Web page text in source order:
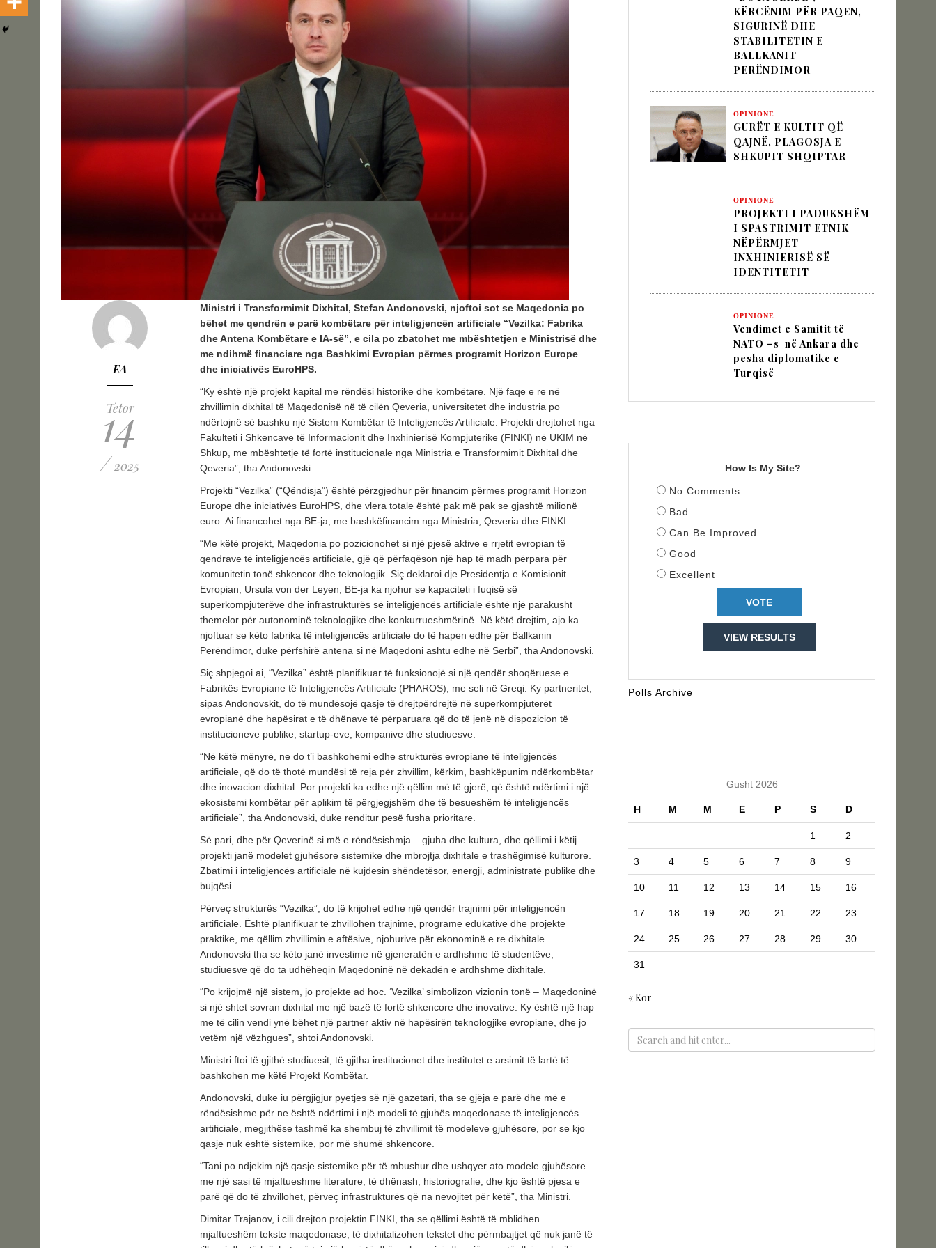
Vendimet e Samitit të NATO –s në Ankara dhe pesha diplomatike e Turqisë
OPINIONE
Një shekull diplomaci shqiptare, kujtesë dhe vizion
POSTED ON: 03/08/2026
EA
Tetor
14
/ 2025
Ministri i Transformimit Dixhital, Stefan Andonovski, njoftoi sot se Maqedonia po
bëhet me qendrën e parë kombëtare për inteligjencën artificiale “Vezilka: Fabrika
dhe Antena Kombëtare e IA-së”, e cila po zbatohet me mbështetjen e Ministrisë dhe
me ndihmë financiare nga Bashkimi Evropian përmes programit Horizon Europe
dhe iniciativës EuroHPS.
“Ky është një projekt kapital me rëndësi historike dhe kombëtare. Një faqe e re në
zhvillimin dixhital të Maqedonisë në të cilën Qeveria, universitetet dhe industria po
ndërtojnë së bashku një Sistem Kombëtar të Inteligjencës Artificiale. Projekti drejtohet nga
Fakulteti i Shkencave të Informacionit dhe Inxhinierisë Kompjuterike (FINKI) në UKIM në
Shkup, me mbështetje të fortë institucionale nga Ministria e Transformimit Dixhital dhe
Qeveria”, tha Andonovski.
Projekti “Vezilka” (“Qëndisja”) është përzgjedhur për financim përmes programit Horizon
Europe dhe iniciativës EuroHPS, dhe vlera totale është pak më pak se gjashtë milionë
euro. Ai financohet nga BE-ja, me bashkëfinancim nga Ministria, Qeveria dhe FINKI.
“Me këtë projekt, Maqedonia po pozicionohet si një pjesë aktive e rrjetit evropian të
qendrave të inteligjencës artificiale, gjë që përfaqëson një hap të madh përpara për
komunitetin tonë shkencor dhe teknologjik. Siç deklaroi dje Presidentja e Komisionit
Evropian, Ursula von der Leyen, BE-ja ka njohur se kapaciteti i fuqisë së
superkompjuterëve dhe infrastrukturës së inteligjencës artificiale është një parakusht
themelor për autonominë teknologjike dhe konkurrueshmërinë. Në këtë drejtim, ajo ka
njoftuar se këto fabrika të inteligjencës artificiale do të hapen edhe për Ballkanin
Perëndimor, duke përfshirë antena si në Maqedoni ashtu edhe në Serbi”, tha Andonovski.
Siç shpjegoi ai, “Vezilka” është planifikuar të funksionojë si një qendër shoqëruese e
Fabrikës Evropiane të Inteligjencës Artificiale (PHAROS), me seli në Greqi. Ky partneritet,
sipas Andonovskit, do të mundësojë qasje të drejtpërdrejtë në superkompjuterët
evropianë dhe hapësirat e të dhënave të përparuara që do të jenë në dispozicion të
institucioneve publike, startup-eve, kompanive dhe studiuesve.
“Në këtë mënyrë, ne do t’i bashkohemi edhe strukturës evropiane të inteligjencës
artificiale, që do të thotë mundësi të reja për zhvillim, kërkim, bashkëpunim ndërkombëtar
dhe inovacion dixhital. Por projekti ka edhe një qëllim më të gjerë, që është ndërtimi i një
ekosistemi kombëtar për aplikim të përgjegjshëm dhe të besueshëm të inteligjencës
artificiale”, tha Andonovski, duke renditur pesë fusha prioritare.
Së pari, dhe për Qeverinë si më e rëndësishmja – gjuha dhe kultura, dhe qëllimi i këtij
projekti janë modelet gjuhësore sistemike dhe mbrojtja dixhitale e trashëgimisë kulturore.
Zbatimi i inteligjencës artificiale në kujdesin shëndetësor, energji, administratë publike dhe
bujqësi.
Përveç strukturës “Vezilka”, do të krijohet edhe një qendër trajnimi për inteligjencën
artificiale. Është planifikuar të zhvillohen trajnime, programe edukative dhe projekte
praktike, me qëllim zhvillimin e aftësive, njohurive për ekonominë e re dixhitale.
Andonovski tha se këto janë investime në gjeneratën e ardhshme të studentëve,
studiuesve që do ta udhëheqin Maqedoninë në dekadën e ardhshme dixhitale.
“Po krijojmë një sistem, jo ​​projekte ad hoc. ‘Vezilka’ simbolizon vizionin tonë – Maqedoninë
si një shtet sovran dixhital me një bazë të fortë shkencore dhe inovative. Ky është një hap
me të cilin vendi ynë bëhet një partner aktiv në hapësirën teknologjike evropiane, dhe jo
vetëm një vëzhgues”, shtoi Andonovski.
Ministri ftoi të gjithë studiuesit, të gjitha institucionet dhe institutet e arsimit të lartë të
bashkohen me këtë Projekt Kombëtar.
Andonovski, duke iu përgjigjur pyetjes së një gazetari, tha se gjëja e parë dhe më e
rëndësishme për ne është ndërtimi i një modeli të gjuhës maqedonase të inteligjencës
artificiale, megjithëse tashmë ka shembuj të zhvillimit të modeleve gjuhësore, por se kjo
qasje nuk është sistemike, por më shumë shkencore.
“Tani po ndjekim një qasje sistemike për të mbushur dhe ushqyer ato modele gjuhësore
me një sasi të mjaftueshme literature, të dhënash, historiografie, dhe kjo është pjesa e
parë që do të zhvillohet, përveç infrastrukturës që na nevojitet për këtë”, tha Ministri.
Dimitar Trajanov, i cili drejton projektin FINKI, tha se qëllimi është të mblidhen
mjaftueshëm tekste maqedonase, të dixhitalizohen tekstet dhe përmbajtjet që nuk janë të
KËRCËNIM PËR PAQEN,
SIGURINË DHE
STABILITETIN E
BALLKANIT
PERËNDIMOR
OPINIONE
GURËT E KULTIT QË
QAJNË, PLAGOSJA E
SHKUPIT SHQIPTAR
OPINIONE
PROJEKTI I PADUKSHËM
I SPASTRIMIT ETNIK
NËPËRMJET
INXHINIERISË SË
IDENTITETIT
OPINIONE
Vendimet e Samitit të
NATO –s në Ankara dhe
pesha diplomatike e
Turqisë
How Is My Site?
No Comments
Bad
Can Be Improved
Good
Excellent
VIEW RESULTS
Polls Archive
Gusht 2026
H M M E P S D
1 2
3 4 5 6 7 8 9
10 11 12 13 14 15 16
17 18 19 20 21 22 23
24 25 26 27 28 29 30
31
« Kor